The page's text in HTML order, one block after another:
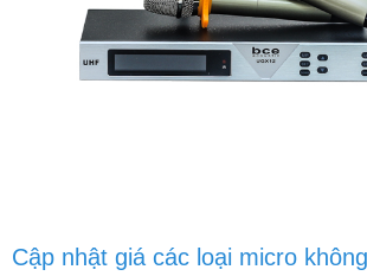
Cập nhật giá các loại micro